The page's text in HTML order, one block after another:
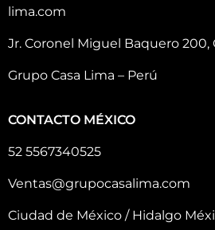
lima.com
Jr. Coronel Miguel Baquero 200,
Grupo Casa Lima – Perú
CONTACTO MÉXICO
52 5567340525
Ventas@grupocasalima.com
Ciudad de México / Hidalgo